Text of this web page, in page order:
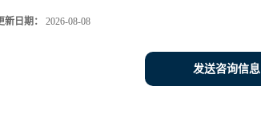
新日期： 2026-08-08
发送咨询信息